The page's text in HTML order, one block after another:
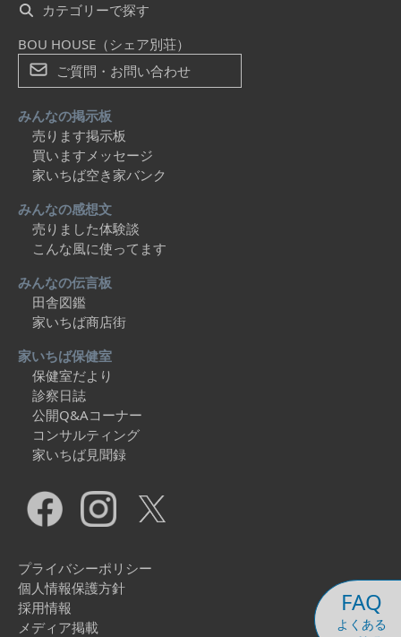
FAQ
よくある
カテゴリーで探す
BOU HOUSE（シェア別荘）
ご質問・お問い合わせ
みんなの掲示板
売ります掲示板
買いますメッセージ
家いちば空き家バンク
みんなの感想文
売りました体験談
こんな風に使ってます
みんなの伝言板
田舎図鑑
家いちば商店街
家いちば保健室
保健室だより
診察日誌
公開Q&Aコーナー
コンサルティング
家いちば見聞録
プライバシーポリシー
個人情報保護方針
採用情報
メディア掲載